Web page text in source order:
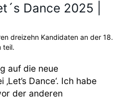
Dance 2025 |
dreizehn Kandidaten an der 18.
teil.
auf die neue
Dance‘. Ich habe
der anderen